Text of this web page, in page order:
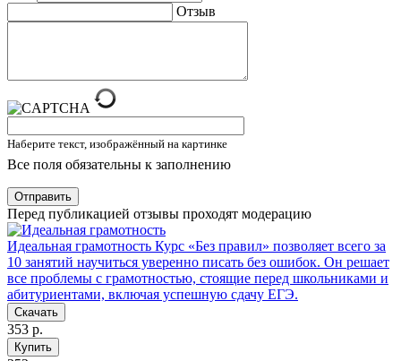
Отзыв
Наберите текст, изображённый на картинке
Все поля обязательны к заполнению
Отправить
Перед публикацией отзывы проходят модерацию
Идеальная грамотность Курс «Без правил» позволяет всего за
10 занятий научиться уверенно писать без ошибок. Он решает
все проблемы с грамотностью, стоящие перед школьниками и
абитуриентами, включая успешную сдачу ЕГЭ.
Скачать
353 р.
Купить